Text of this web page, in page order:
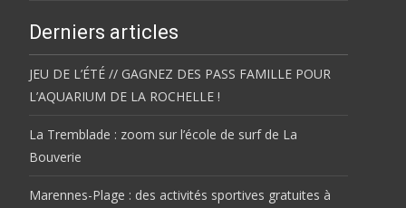
Derniers articles
JEU DE L’ÉTÉ // GAGNEZ DES PASS FAMILLE POUR
L’AQUARIUM DE LA ROCHELLE !
La Tremblade : zoom sur l’école de surf de La
Bouverie
Marennes-Plage : des activités sportives gratuites à